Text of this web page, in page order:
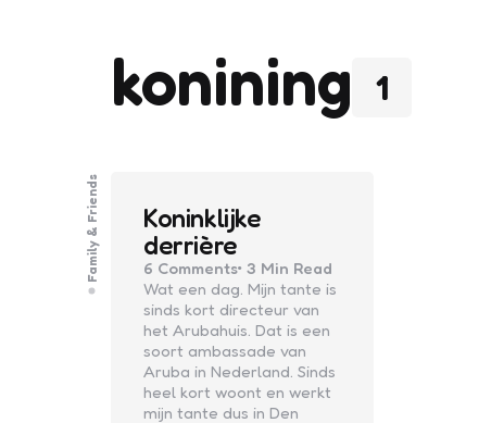
1
konining
Family & Friends
Koninklijke
derrière
6 Comments 3 Min Read
Wat een dag. Mijn tante is
sinds kort directeur van
het Arubahuis. Dat is een
soort ambassade van
Aruba in Nederland. Sinds
heel kort woont en werkt
mijn tante dus in Den